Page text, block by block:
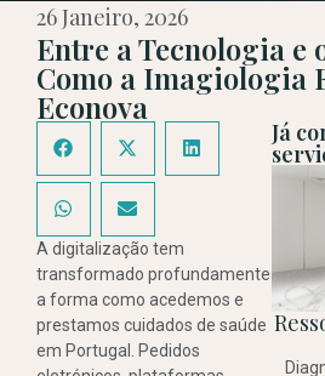
26 Janeiro, 2026
Entre a Tecnologia e
Como a Imagiologia
Econova
A digitalização tem
transformado profundamente
a forma como acedemos e
prestamos cuidados de saúde
em Portugal. Pedidos
Já